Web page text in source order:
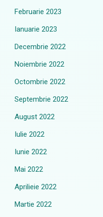
Februarie 2023
Ianuarie 2023
Decembrie 2022
Noiembrie 2022
Octombrie 2022
Septembrie 2022
August 2022
Iulie 2022
Iunie 2022
Mai 2022
Aprilieie 2022
Martie 2022